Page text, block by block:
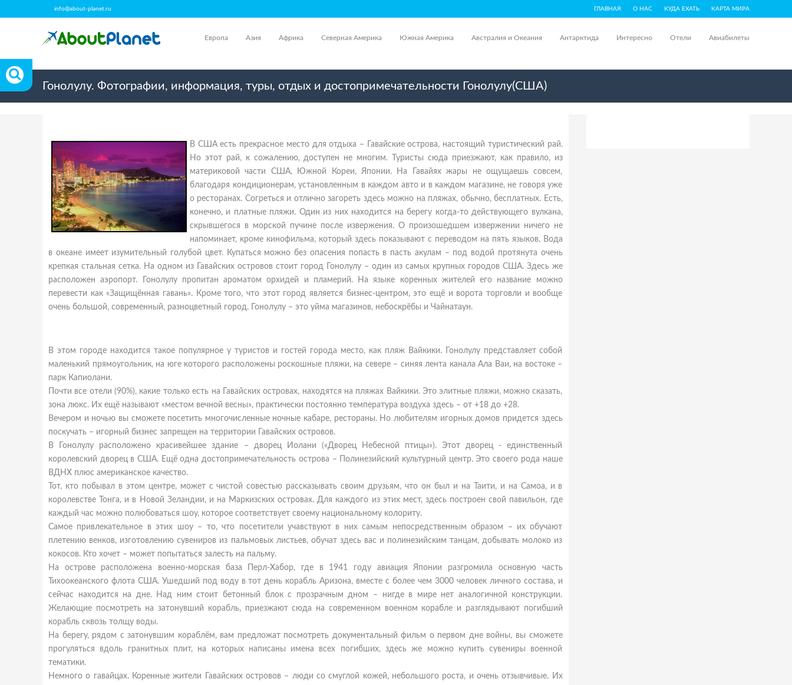
info@about-planet.ru ГЛАВНАЯ О НАС КУДА ЕХАТЬ КАРТА МИРА
Европа Азия Африка Северная Америка Южная Америка Австралия и Океания Антарктида Интересно Отели Авиабилеты
Гонолулу. Фотографии, информация, туры, отдых и достопримечательности Гонолулу(США)
В США есть прекрасное место для отдыха – Гавайские острова, настоящий туристический рай.
Но этот рай, к сожалению, доступен не многим. Туристы сюда приезжают, как правило, из
материковой части США, Южной Кореи, Японии. На Гавайях жары не ощущаешь совсем,
благодаря кондиционерам, установленным в каждом авто и в каждом магазине, не говоря уже
о ресторанах. Согреться и отлично загореть здесь можно на пляжах, обычно, бесплатных. Есть,
конечно, и платные пляжи. Один из них находится на берегу когда-то действующего вулкана,
скрывшегося в морской пучине после извержения. О произошедшем извержении ничего не
напоминает, кроме кинофильма, который здесь показывают с переводом на пять языков. Вода
в океане имеет изумительный голубой цвет. Купаться можно без опасения попасть в пасть акулам – под водой протянута очень
крепкая стальная сетка. На одном из Гавайских островов стоит город Гонолулу – один из самых крупных городов США. Здесь же
расположен аэропорт. Гонолулу пропитан ароматом орхидей и пламерий. На языке коренных жителей его название можно
перевести как «Защищённая гавань». Кроме того, что этот город является бизнес-центром, это ещё и ворота торговли и вообще
очень большой, современный, разноцветный город. Гонолулу – это уйма магазинов, небоскрёбы и Чайнатаун.
В этом городе находится такое популярное у туристов и гостей города место, как пляж Вайкики. Гонолулу представляет собой
маленький прямоугольник, на юге которого расположены роскошные пляжи, на севере – синяя лента канала Ала Ваи, на востоке –
парк Капиолани.
Почти все отели (90%), какие только есть на Гавайских островах, находятся на пляжах Вайкики. Это элитные пляжи, можно сказать,
зона люкс. Их ещё называют «местом вечной весны», практически постоянно температура воздуха здесь – от +18 до +28.
Вечером и ночью вы сможете посетить многочисленные ночные кабаре, рестораны. Но любителям игорных домов придется здесь
поскучать – игорный бизнес запрещен на территории Гавайских островов.
В Гонолулу расположено красивейшее здание – дворец Иолани («Дворец Небесной птицы»). Этот дворец - единственный
королевский дворец в США. Ещё одна достопримечательность острова – Полинезийский культурный центр. Это своего рода наше
ВДНХ плюс американское качество.
Тот, кто побывал в этом центре, может с чистой совестью рассказывать своим друзьям, что он был и на Таити, и на Самоа, и в
королевстве Тонга, и в Новой Зеландии, и на Маркизских островах. Для каждого из этих мест, здесь построен свой павильон, где
каждый час можно полюбоваться шоу, которое соответствует своему национальному колориту.
Самое привлекательное в этих шоу – то, что посетители учавствуют в них самым непосредственным образом – их обучают
плетению венков, изготовлению сувениров из пальмовых листьев, обучат здесь вас и полинезийским танцам, добывать молоко из
кокосов. Кто хочет – может попытаться залесть на пальму.
На острове расположена военно-морская база Перл-Хабор, где в 1941 году авиация Японии разгромила основную часть
Тихоокеанского флота США. Ушедший под воду в тот день корабль Аризона, вместе с более чем 3000 человек личного состава, и
сейчас находится на дне. Над ним стоит бетонный блок с прозрачным дном – нигде в мире нет аналогичной конструкции.
Желающие посмотреть на затонувший корабль, приезжают сюда на современном военном корабле и разглядывают погибший
корабль сквозь толщу воды.
На берегу, рядом с затонувшим кораблём, вам предложат посмотреть документальный фильм о первом дне войны, вы сможете
прогуляться вдоль гранитных плит, на которых написаны имена всех погибших, здесь же можно купить сувениры военной
тематики.
Немного о гавайцах. Коренные жители Гавайских островов – люди со смуглой кожей, небольшого роста, и очень отзывчивые. Их